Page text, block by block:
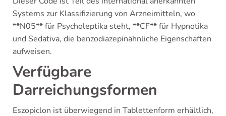
Systems zur Klassifizierung von Arzneimitteln, wo
**N05** für Psycholeptika steht, **CF** für Hypnotika
und Sedativa, die benzodiazepinähnliche Eigenschaften
aufweisen.
Verfügbare
Darreichungsformen
Eszopiclon ist überwiegend in Tablettenform erhältlich,